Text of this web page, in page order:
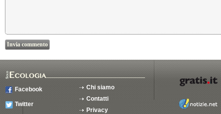
Facebook
Twitter
Chi siamo
Contatti
Privacy